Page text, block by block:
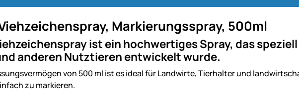
Markierungsspray, 500ml
ist ein hochwertiges Spray, das
anderen Nutztieren entwickelt wurde.
von 500 ml ist es ideal für Landwirte, Tierhalter und
zu markieren.